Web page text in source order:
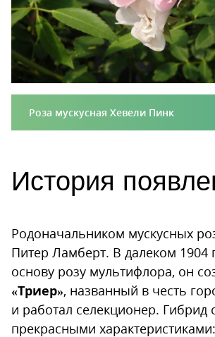
Роза мускусная Хевели Пинк
История
Родоначальником мускусных
Питер Ламберт. В далеком 1904
основу розу мультифлора, он
«Триер», названный в честь
и работал селекционер. Гибрид
прекрасными